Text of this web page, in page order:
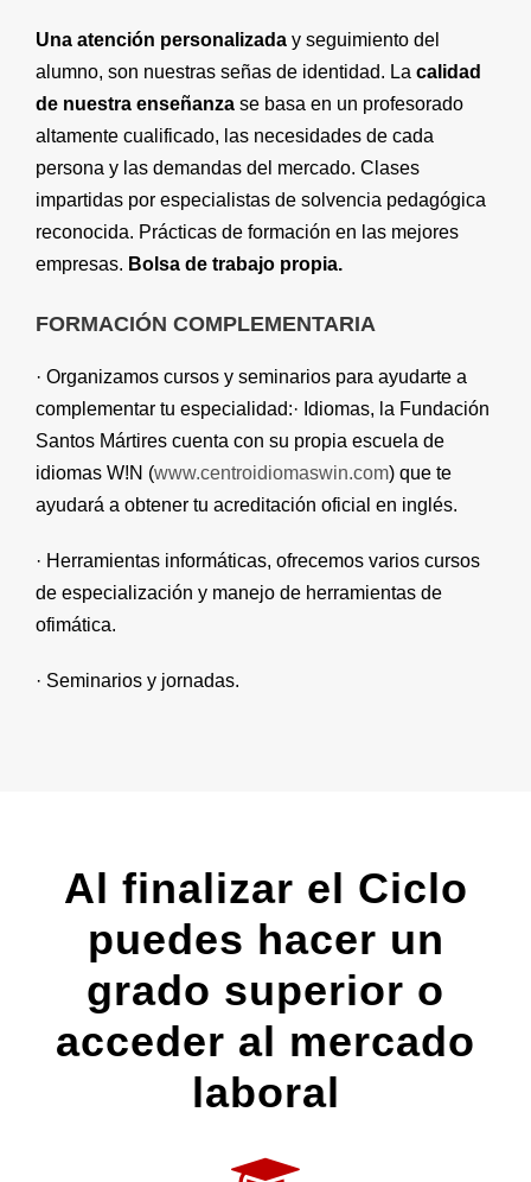
Una atención personalizada y seguimiento del
alumno, son nuestras señas de identidad. La calidad
de nuestra enseñanza se basa en un profesorado
altamente cualificado, las necesidades de cada
persona y las demandas del mercado. Clases
impartidas por especialistas de solvencia pedagógica
reconocida. Prácticas de formación en las mejores
empresas. Bolsa de trabajo propia.
FORMACIÓN COMPLEMENTARIA
· Organizamos cursos y seminarios para ayudarte a
complementar tu especialidad:· Idiomas, la Fundación
Santos Mártires cuenta con su propia escuela de
idiomas W!N (www.centroidiomaswin.com) que te
ayudará a obtener tu acreditación oficial en inglés.
· Herramientas informáticas, ofrecemos varios cursos
de especialización y manejo de herramientas de
ofimática.
· Seminarios y jornadas.
Al finalizar el Ciclo
puedes hacer un
grado superior o
acceder al mercado
laboral